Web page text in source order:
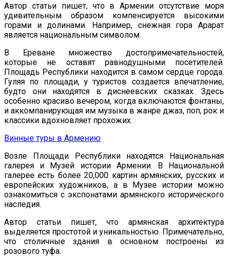
Автор статьи пишет, что в Армении отсутствие моря
удивительным образом компенсируется высокими
горами и долинами. Например, снежная гора Арарат
является национальным символом.
В Ереване множество достопримечательностей,
которые не оставят равнодушными посетителей.
Площадь Республики находится в самом сердце города.
Гуляя по площади, у туристов создается впечатление,
будто они находятся в диснеевских сказках. Здесь
особенно красиво вечером, когда включаются фонтаны,
и аккомпанирующая им музыка в жанре джаз, поп, рок и
классики вдохновляет прохожих.
Винные туры в Армению
Возле Площади Республики находятся Национальная
галерея и Музей истории Армении. В Национальной
галерее есть более 20,000 картин армянских, русских и
европейских художников, а в Музее истории можно
ознакомиться с экспонатами армянского исторического
наследия.
Автор статьи пишет, что армянская архитектура
выделяется простотой и уникальностью. Примечательно,
что столичные здания в основном построены из
розового туфа.